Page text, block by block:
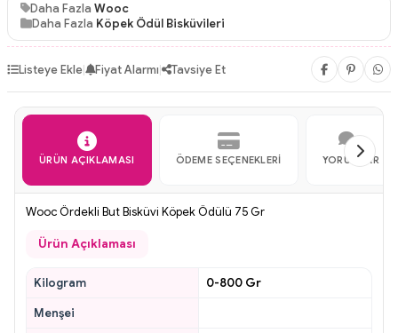
Daha Fazla Wooc
Daha Fazla Köpek Ödül Bisküvileri
Listeye Ekle| Fiyat Alarmı| Tavsiye Et
ÜRÜN AÇIKLAMASI ÖDEME SEÇENEKLERI YORUMLAR
Wooc Ördekli But Bisküvi Köpek Ödülü 75 Gr
Ürün Açıklaması
Kilogram
0-800 Gr
Menşei